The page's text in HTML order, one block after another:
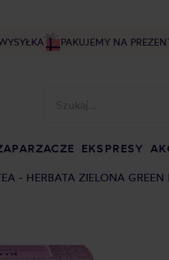
PAKUJEMY NA
EKSPRESY
- HERBATA ZIELONA GREEN